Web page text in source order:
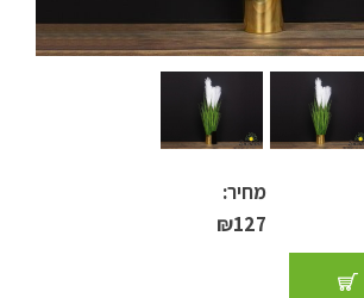
אקססוריז
עודפים
קטלוג צבעים
טיפים והמלצות
מחיר:
₪127